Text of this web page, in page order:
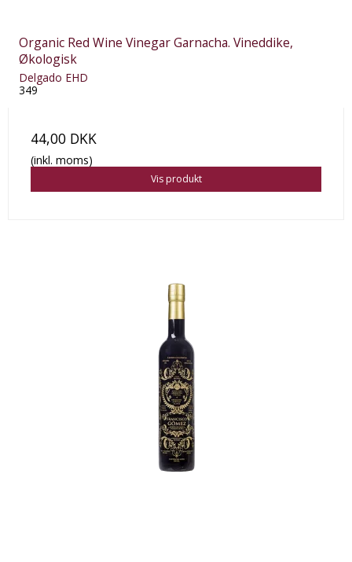
Organic Red Wine Vinegar Garnacha. Vineddike,
Økologisk
Delgado EHD
349
44,00 DKK
(inkl. moms)
Vis produkt